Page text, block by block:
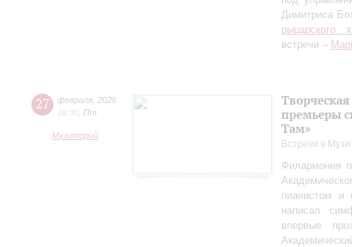
Димитриса
рыцарского
встречи –
27 февраля 2026
18:30 Пт
Музиторий
премьеры
Там»
Встречи в
Филармония
пианистом и
написал
впервые